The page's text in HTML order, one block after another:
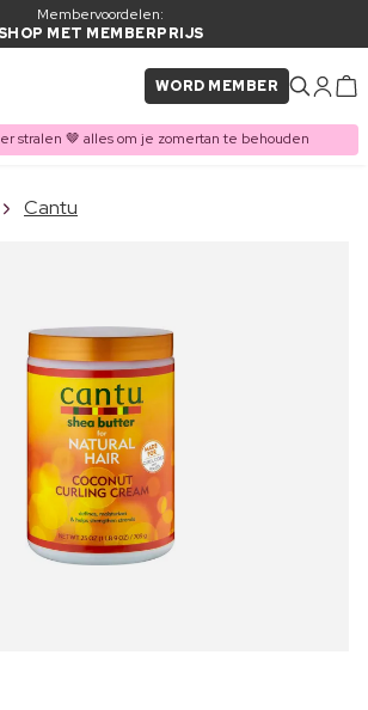
Membervoordelen:
SHOP MET MEMBERPRIJS
WORD MEMBER
stralen 🤎 alles om je zomertan te behouden
TOEGEVOEGD AAN
Cantu